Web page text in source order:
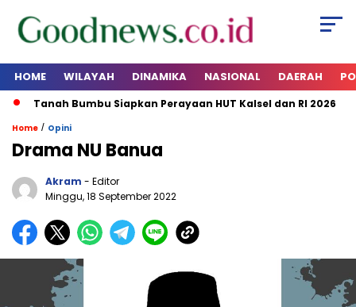
HOME WILAYAH DINAMIKA NASIONAL DAERAH
Tanah Bumbu Siapkan Perayaan HUT Kalsel dan RI 2026
Home / Opini
Drama NU Banua
Akram - Editor
Minggu, 18 September 2022